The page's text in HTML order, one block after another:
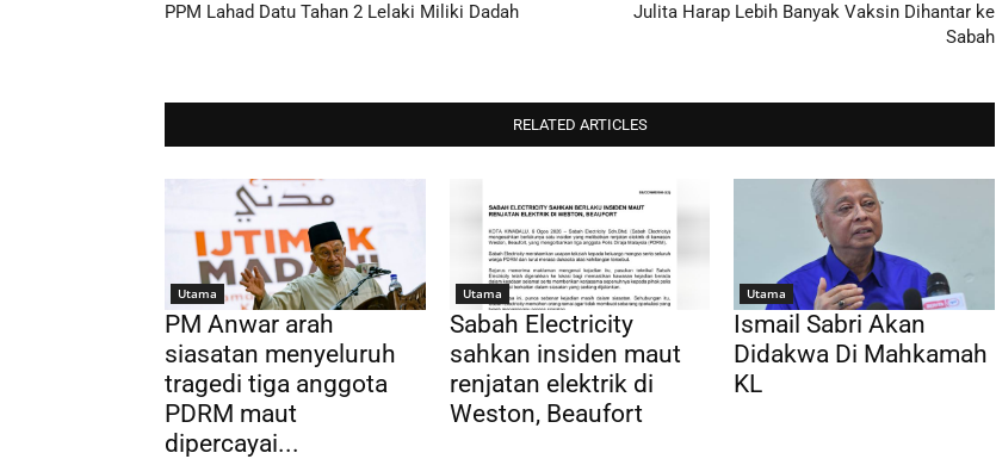
PPM Lahad Datu Tahan 2 Lelaki Miliki Dadah
Julita Harap Lebih Banyak Vaksin Dihantar ke
Sabah
RELATED ARTICLES
Utama
PM Anwar arah
siasatan menyeluruh
tragedi tiga anggota
PDRM maut
dipercayai...
Utama
Sabah Electricity
sahkan insiden maut
renjatan elektrik di
Weston, Beaufort
Utama
Ismail Sabri Akan
Didakwa Di Mahkamah
KL